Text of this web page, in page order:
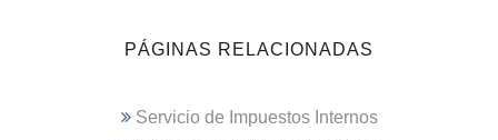
PÁGINAS RELACIONADAS
Servicio de Impuestos Internos